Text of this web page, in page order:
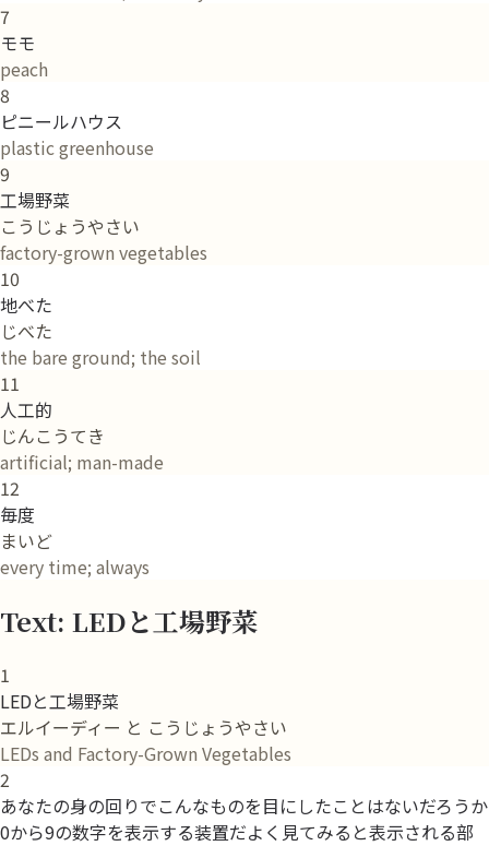
7
モモ
peach
8
ピニールハウス
plastic greenhouse
9
工場野菜
こうじょうやさい
factory-grown vegetables
10
地べた
じべた
the bare ground; the soil
11
人工的
じんこうてき
artificial; man-made
12
毎度
まいど
every time; always
Text: LEDと工場野菜
1
LEDと工場野菜
エルイーディー と こうじょうやさい
LEDs and Factory-Grown Vegetables
2
あなたの身の回りでこんなものを目にしたことはないだろうか
0から9の数字を表示する装置だよく見てみると表示される部